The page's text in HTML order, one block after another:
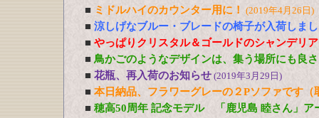
■ ミドルハイのカウンター用に！ (2019年4月26日)
■ 涼しげなブルー・ブレードの椅子が入荷しま
■ やっぱりクリスタル＆ゴールドのシャンデリ
■ 鳥かごのようなデザインは、集う場所にも良
■ 花瓶、再入荷のお知らせ (2019年3月29日)
■ 本日納品、フラワーグレーの２Pソファです（
■ 穂高50周年 記念モデル 「鹿児島 睦さん」